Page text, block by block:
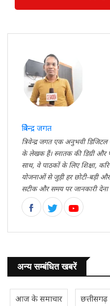
त्रिवेन्द्र जगत
त्रिवेन्द्र जगत एक अनुभवी
के लेखक हैं। स्नातक की डिग्री और
साथ, वे पाठकों के लिए शिक्षा,
योजनाओं से जुड़ी हर छोटी-बड़ी
सटीक और समय पर जानकारी देना
अन्य सम्बंधित खबरें
आज के समाचार छत्तीसगढ़